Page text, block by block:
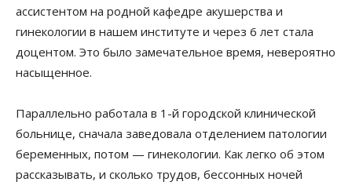
ассистентом на родной кафедре акушерства и
гинекологии в нашем институте и через 6 лет стала
доцентом. Это было замечательное время, невероятно
насыщенное.
Параллельно работала в 1-й городской клинической
больнице, сначала заведовала отделением патологии
беременных, потом — гинекологии. Как легко об этом
рассказывать, и сколько трудов, бессонных ночей